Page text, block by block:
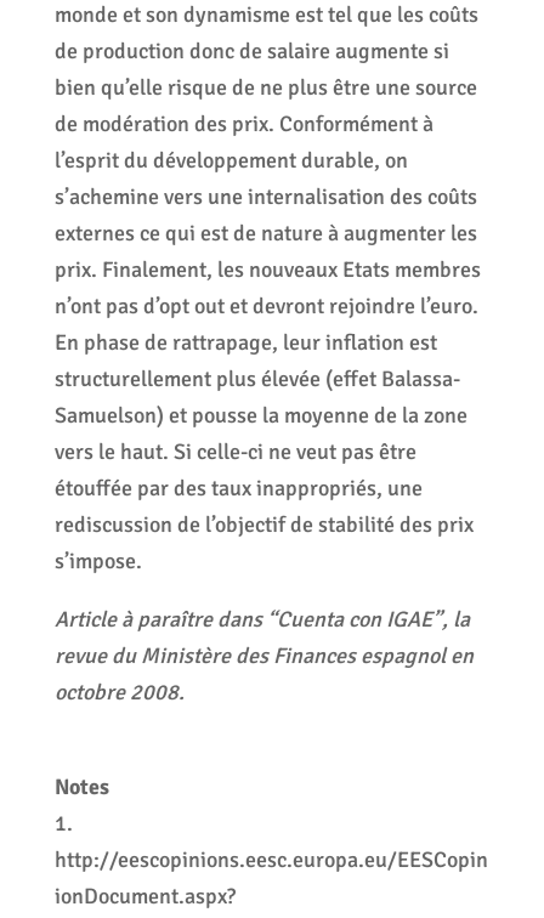
monde et son dynamisme est tel que les coûts
de production donc de salaire augmente si
bien qu’elle risque de ne plus être une source
de modération des prix. Conformément à
l’esprit du développement durable, on
s’achemine vers une internalisation des coûts
externes ce qui est de nature à augmenter les
prix. Finalement, les nouveaux Etats membres
n’ont pas d’opt out et devront rejoindre l’euro.
En phase de rattrapage, leur inflation est
structurellement plus élevée (effet Balassa-
Samuelson) et pousse la moyenne de la zone
vers le haut. Si celle-ci ne veut pas être
étouffée par des taux inappropriés, une
rediscussion de l’objectif de stabilité des prix
s’impose.
Article à paraître dans “Cuenta con IGAE”, la
revue du Ministère des Finances espagnol en
octobre 2008.
Notes
1.
http://eescopinions.eesc.europa.eu/EESCopin
ionDocument.aspx?